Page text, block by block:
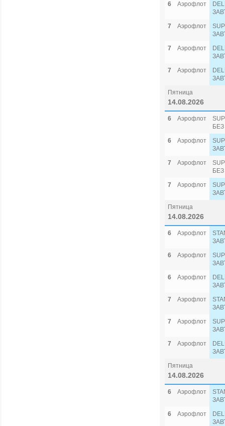
6
Аэрофлот
7
Аэрофлот
7
Аэрофлот
7
Аэрофлот
Пятница
14.08.2026
6 Аэрофлот
6
Аэрофлот
7
Аэрофлот
7
Аэрофлот
Пятница
14.08.2026
6 Аэрофлот
6
Аэрофлот
6
Аэрофлот
7
Аэрофлот
7
Аэрофлот
7
Аэрофлот
Пятница
14.08.2026
6 Аэрофлот
6
Аэрофлот